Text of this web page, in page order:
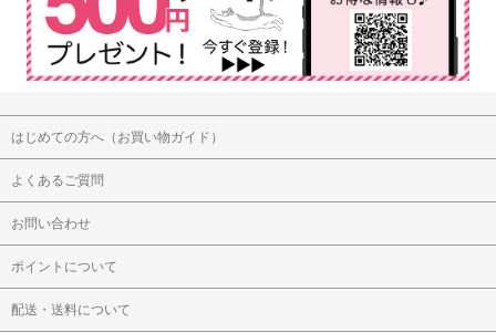
はじめての方へ（お買い物ガイド）
よくあるご質問
お問い合わせ
ポイントについて
配送・送料について